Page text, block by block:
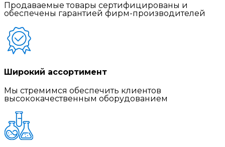
Продаваемые товары сертифицированы и
обеспечены гарантией фирм-производителей
Широкий ассортимент
Мы стремимся обеспечить клиентов
высококачественным оборудованием